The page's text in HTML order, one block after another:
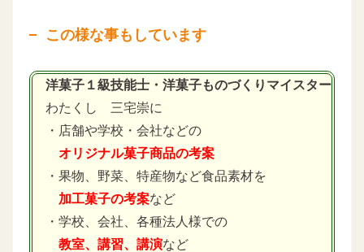
この様な事もしています
洋菓子１級技能士・洋菓子ものづくりマイスター
わたくし 三宅崇に
・店舗や学校・会社などの
オリジナル菓子商品の考案
・果物、野菜、特産物など食品素材を
加工菓子の考案など
・学校、会社、各種法人様での
教室、講習、講演など